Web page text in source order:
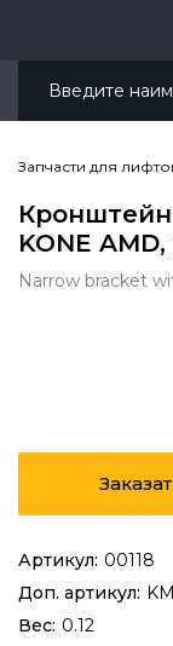
Запчасти для
KONE
Narrow bracket
Артикул: 00118
Доп. артикул:
Вес: 0.12